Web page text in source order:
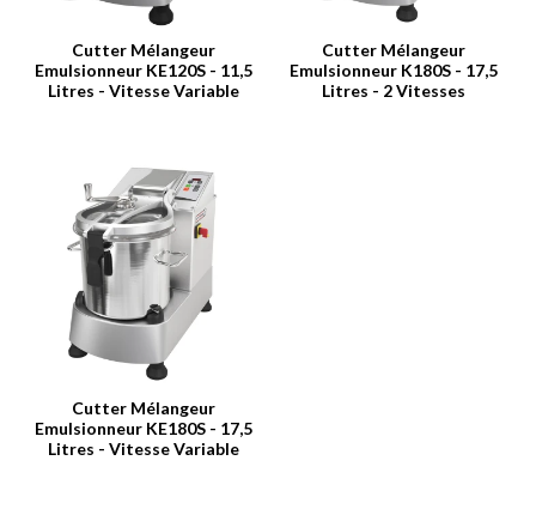
Cutter Mélangeur
Emulsionneur KE120S - 11,5
Litres - Vitesse Variable
Cutter Mélangeur
Emulsionneur K180S - 17,5
Litres - 2 Vitesses
Cutter Mélangeur
Emulsionneur KE180S - 17,5
Litres - Vitesse Variable